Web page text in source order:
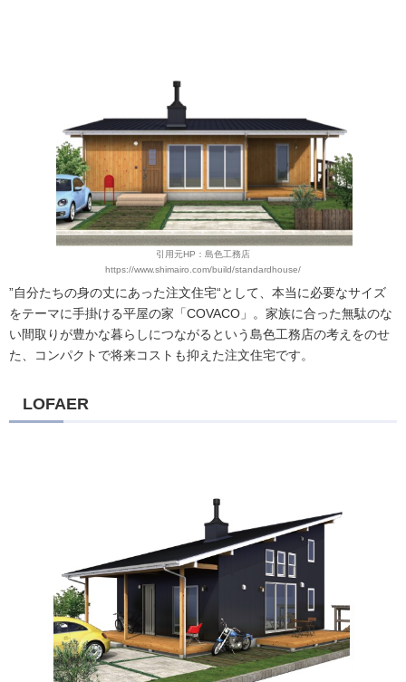
引用元HP：島色工務店
https://www.shimairo.com/build/standardhouse/
”自分たちの身の丈にあった注文住宅“として、本当に必要なサイズ
をテーマに手掛ける平屋の家「COVACO」。家族に合った無駄のな
い間取りが豊かな暮らしにつながるという島色工務店の考えをのせ
た、コンパクトで将来コストも抑えた注文住宅です。
LOFAER